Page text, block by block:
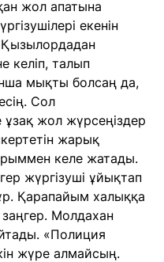
жол апатына
екенін
Қызылордадан
келіп, талып
мықты болсаң да,
Сол
жол жүрсеңіздер
жарық
келе жатады.
жүргізуші ұйықтап
Қарапайым халыққа
Молдахан
«Полиция
жүре алмайсың.